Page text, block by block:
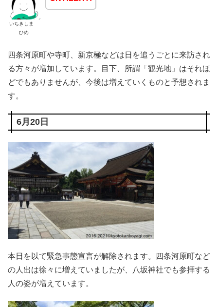
いちきしま
ひめ
四条河原町や寺町、新京極などは日を追うごとに来訪され
る方々が増加しています。目下、所謂「観光地」はそれほ
どでもありませんが、今後は増えていくものと予想されま
す。
6月20日
本日を以て緊急事態宣言が解除されます。四条河原町など
の人出は徐々に増えていましたが、八坂神社でも参拝する
人の姿が増えています。